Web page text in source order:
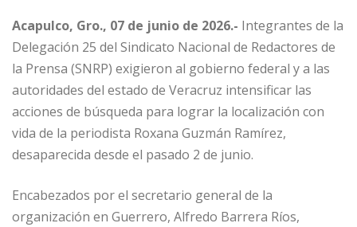
Acapulco, Gro., 07 de junio de 2026.- Integrantes de la
Delegación 25 del Sindicato Nacional de Redactores de
la Prensa (SNRP) exigieron al gobierno federal y a las
autoridades del estado de Veracruz intensificar las
acciones de búsqueda para lograr la localización con
vida de la periodista Roxana Guzmán Ramírez,
desaparecida desde el pasado 2 de junio.
Encabezados por el secretario general de la
organización en Guerrero, Alfredo Barrera Ríos,